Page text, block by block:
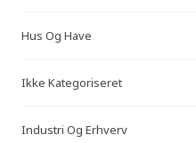
Hus Og Have
Ikke Kategoriseret
Industri Og Erhverv